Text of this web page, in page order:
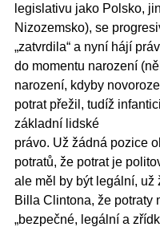
legislativu jako Polsko,
Nizozemsko), se
„zatvrdila“ a nyní hájí
do momentu narození
narození, kdyby
potrat přežil, tudíž
základní lidské
právo. Už žádná pozice
potratů, že potrat je
ale měl by být legální, už
Billa Clintona, že potraty
„bezpečné, legální a